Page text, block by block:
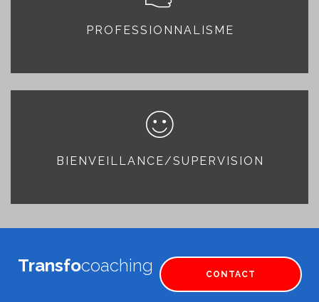
PROFESSIONNALISME
BIENVEILLANCE/SUPERVISION
Transfocoaching CONTACT